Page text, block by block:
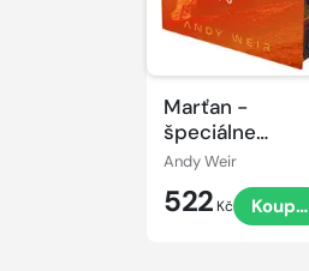
Marťan -
špeciálne
vydanie
Andy Weir
522 Kč Koupit